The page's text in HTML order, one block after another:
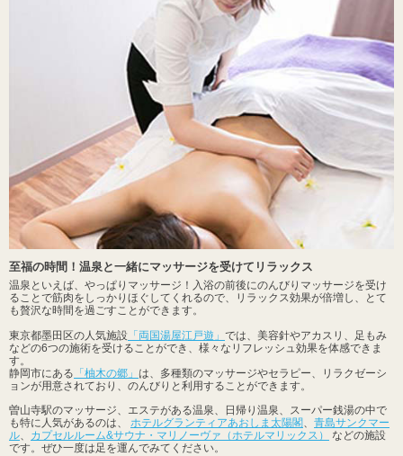
至福の時間！温泉と一緒にマッサージを受けてリラックス
温泉といえば、やっぱりマッサージ！入浴の前後にのんびりマッサージを受け
ることで筋肉をしっかりほぐしてくれるので、リラックス効果が倍増し、とて
も贅沢な時間を過ごすことができます。
東京都墨田区の人気施設 「両国湯屋江戸遊」 では、美容針やアカスリ、足もみ
などの6つの施術を受けることができ、様々なリフレッシュ効果を体感できま
す。
静岡市にある 「柚木の郷」 は、多種類のマッサージやセラピー、リラクゼーシ
ョンが用意されており、のんびりと利用することができます。
曽山寺駅のマッサージ、エステがある温泉、日帰り温泉、スーパー銭湯の中で
も特に人気があるのは、 ホテルグランティアあおしま太陽閣
青島サンクマー
ル
カプセルルーム&サウナ・マリノーヴァ（ホテルマリックス）
などの施設
です。ぜひ一度は足を運んでみてください。